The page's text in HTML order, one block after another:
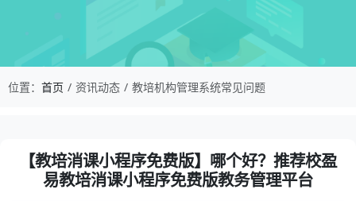
位置： 首页 资讯动态 教培机构管理系统常见问题
【教培消课小程序免费版】哪个好？推荐校盈
易教培消课小程序免费版教务管理平台